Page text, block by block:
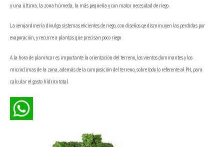
y una última, la zona húmeda, la más pequeña y con mator necesidad de riego.
La xerojardinería divulga sistemas eficientes de riego, con diseños qe disminuyen las perdidas por
evaporación, y recurre a plantas que precisan poco riego
A la hora de planificar es importante la orientación del terreno, los vientos dominantes y los
microclimas de la zona, además de la composición del terreno, sobre todo lo referente al PH, para
calcular el gasto hídrico total.